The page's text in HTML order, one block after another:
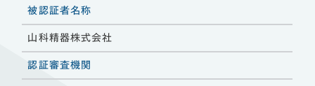
被認証者名称
山科精器株式会社
認証審査機関